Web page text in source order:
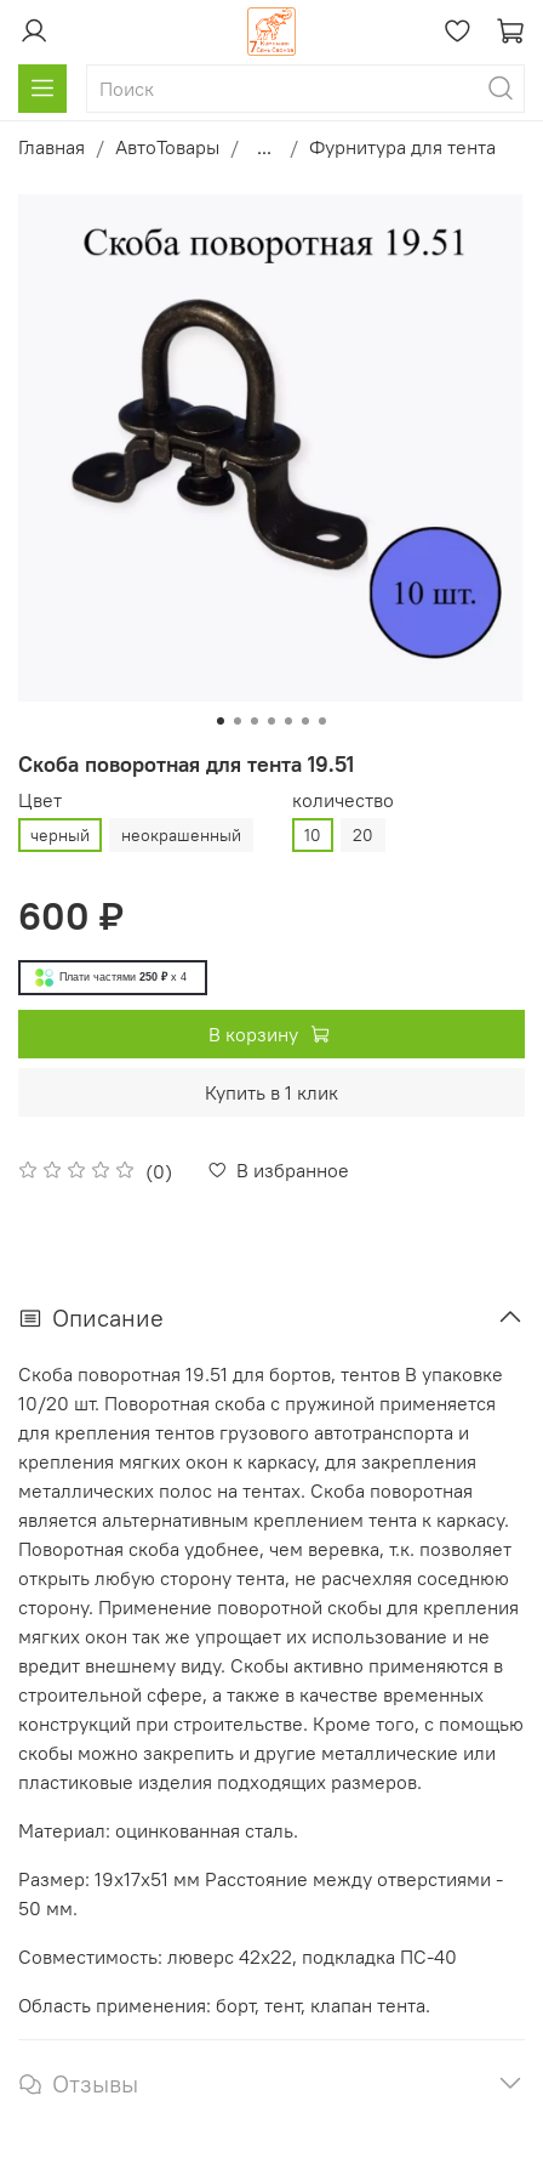
Главная АвтоТовары ... Фурнитура для тента
Скоба поворотная для тента 19.51
(0) В избранное
Цвет
черный неокрашенный
количество
10 20
600 ₽
Плати частями 250 ₽ x 4
В корзину
Купить в 1 клик
Описание
Скоба поворотная 19.51 для бортов, тентов В упаковке
10/20 шт. Поворотная скоба с пружиной применяется
для крепления тентов грузового автотранспорта и
крепления мягких окон к каркасу, для закрепления
металлических полос на тентах. Скоба поворотная
является альтернативным креплением тента к каркасу.
Поворотная скоба удобнее, чем веревка, т.к. позволяет
открыть любую сторону тента, не расчехляя соседнюю
сторону. Применение поворотной скобы для крепления
мягких окон так же упрощает их использование и не
вредит внешнему виду. Скобы активно применяются в
строительной сфере, а также в качестве временных
конструкций при строительстве. Кроме того, с помощью
скобы можно закрепить и другие металлические или
пластиковые изделия подходящих размеров.
Материал: оцинкованная сталь.
Размер: 19х17х51 мм Расстояние между отверстиями -
50 мм.
Совместимость: люверс 42х22, подкладка ПС-40
Область применения: борт, тент, клапан тента.
Отзывы